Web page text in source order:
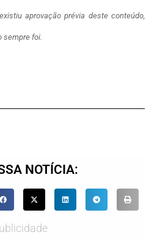
aprovação prévia deste conteúdo,
sempre foi.
NOTÍCIA: